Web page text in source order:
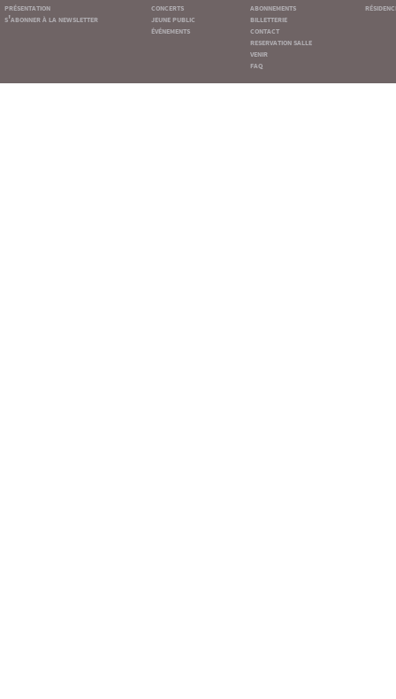
présentation
s'abonner à la newsletter
concerts
jeune public
événements
abonnements
billetterie
contact
reservation salle
venir
faq